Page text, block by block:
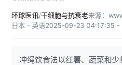
环球医讯/干细胞与抗衰老来源：
日本 - 英语2025-09-23 04:17:35 -
冲绳饮食法以红薯、蔬菜和